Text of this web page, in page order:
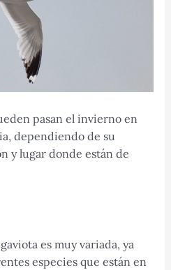
pasan el invierno en
dependiendo de su
y lugar donde están de
es muy variada, ya
especies que están en